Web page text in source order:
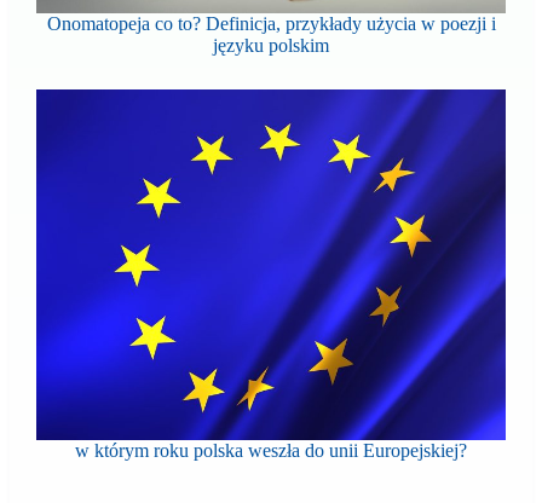
Onomatopeja co to? Definicja, przykłady użycia w poezji i
języku polskim
w którym roku polska weszła do unii Europejskiej?